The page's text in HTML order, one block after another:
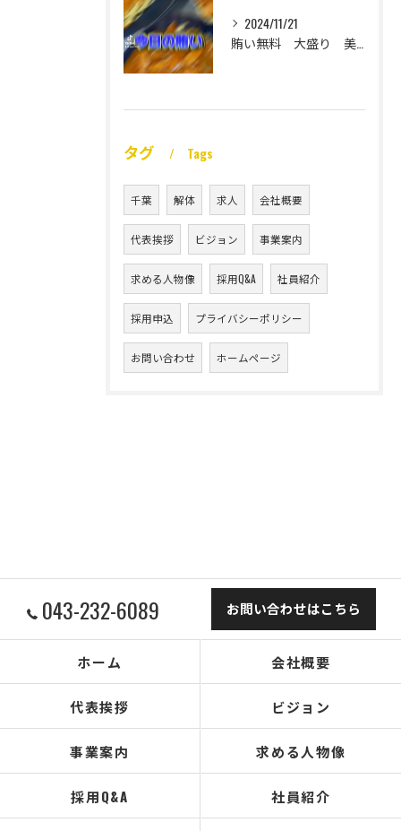
2024/11/21
タグ Tags
千葉 解体 求人 会社概要
代表挨拶 ビジョン 事業案内
求める人物像 採用Q&A 社員紹介
採用申込 プライバシーポリシー
お問い合わせ ホームページ
043-232-6089 お問い合わせはこちら
ホーム 会社概要
代表挨拶 ビジョン
事業案内 求める人物像
採用Q&A 社員紹介